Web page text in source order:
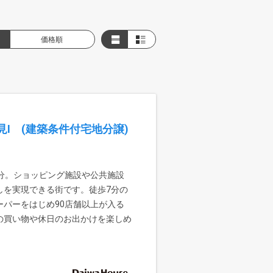
価格順
I (建築条件付宅地分譲)
。ショッピング施設や公共施設
実現できる街です。徒歩7分の
ーをはじめ90店舗以上が入る
い物や休日のお出かけを楽しめ